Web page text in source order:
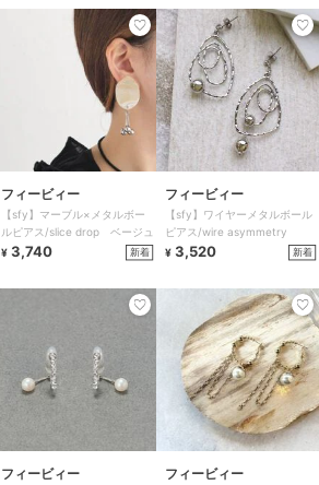
フィービィー
【sfy】マーブル×メタルボー
ルピアス/slice drop ベージュ
¥ 3,740 新着
フィービィー
【sfy】ワイヤーメタルボール
ピアス/wire asymmetry
¥ 3,520 新着
フィービィー フィービィー